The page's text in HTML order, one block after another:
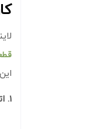
لاینر
1. اتصال بی‌نقص و مطمئن